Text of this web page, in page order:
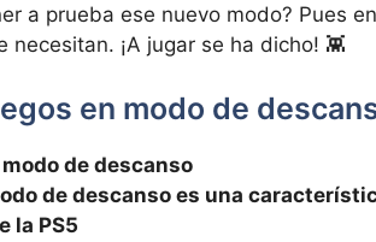
a prueba ese nuevo modo? Pues
¡A jugar se ha dicho! 👾
en modo de
de descanso
de descanso es una
la PS5